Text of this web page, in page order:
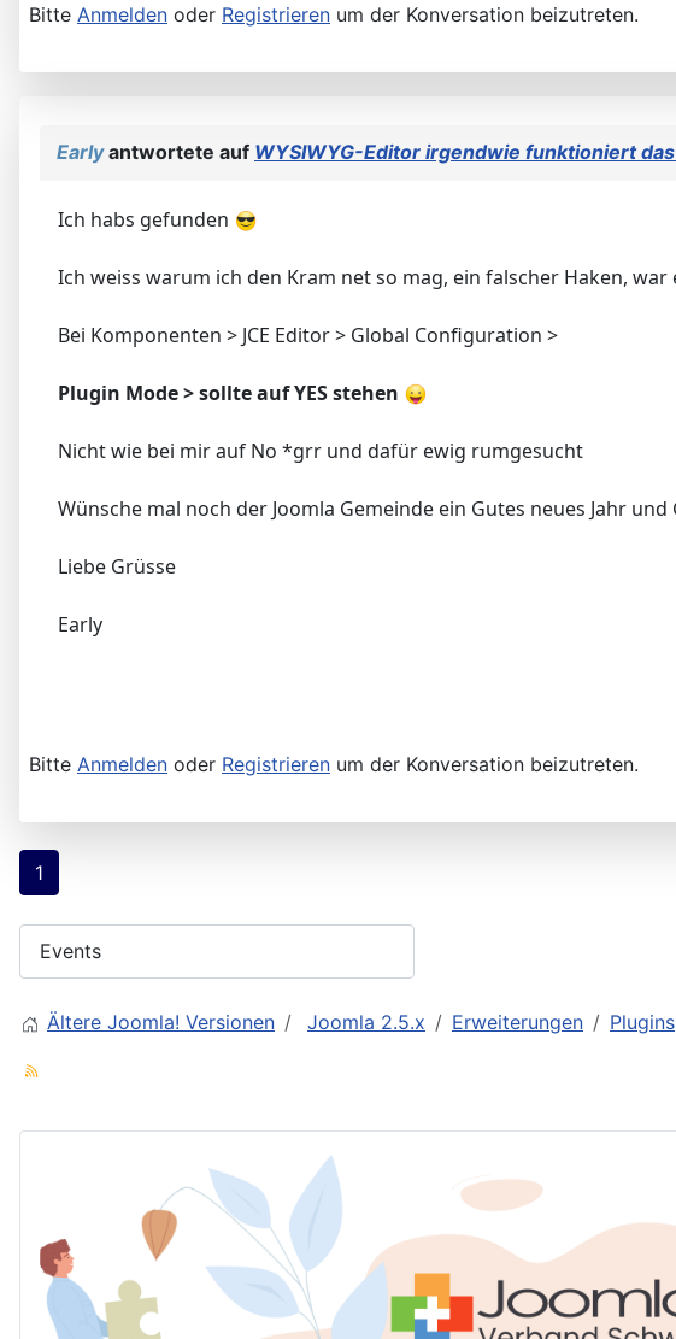
Bitte Anmelden oder Registrieren um der Konversation beizutreten.
Earlyantwortete auf WYSIWYG-Editor irgendwie funktioniert
Ich habs gefunden
Ich weiss warum ich den Kram net so mag, ein falscher Haken, war
Bei Komponenten > JCE Editor > Global Configuration >
Plugin Mode > sollte auf YES stehen
Nicht wie bei mir auf No *grr und dafür ewig rumgesucht
Wünsche mal noch der Joomla Gemeinde ein Gutes neues Jahr
Liebe Grüsse
Early
Bitte Anmelden oder Registrieren um der Konversation beizutreten.
1
Ältere Joomla! Versionen
Joomla 2.5.x Erweiterungen Plugins